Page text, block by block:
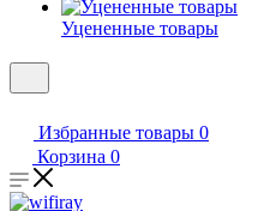
Уцененные товары
Избранные товары 0
Корзина 0